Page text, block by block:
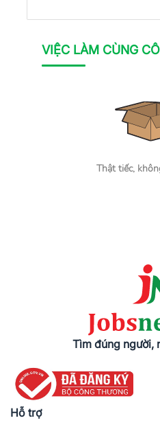
VIỆC LÀM CÙNG
Thật tiếc,
Tìm đúng người,
Hỗ trợ